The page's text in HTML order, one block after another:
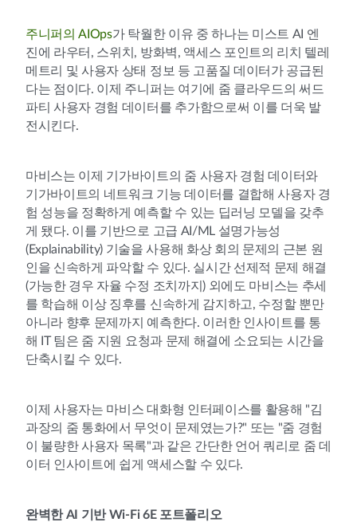
주니퍼의 AIOps가 탁월한 이유 중 하나는 미스트 AI 엔
진에 라우터, 스위치, 방화벽, 액세스 포인트의 리치 텔레
메트리 및 사용자 상태 정보 등 고품질 데이터가 공급된
다는 점이다. 이제 주니퍼는 여기에 줌 클라우드의 써드
파티 사용자 경험 데이터를 추가함으로써 이를 더욱 발
전시킨다.
마비스는 이제 기가바이트의 줌 사용자 경험 데이터와
기가바이트의 네트워크 기능 데이터를 결합해 사용자 경
험 성능을 정확하게 예측할 수 있는 딥러닝 모델을 갖추
게 됐다. 이를 기반으로 고급 AI/ML 설명가능성
(Explainability) 기술을 사용해 화상 회의 문제의 근본 원
인을 신속하게 파악할 수 있다. 실시간 선제적 문제 해결
(가능한 경우 자율 수정 조치까지) 외에도 마비스는 추세
를 학습해 이상 징후를 신속하게 감지하고, 수정할 뿐만
아니라 향후 문제까지 예측한다. 이러한 인사이트를 통
해 IT 팀은 줌 지원 요청과 문제 해결에 소요되는 시간을
단축시킬 수 있다.
이제 사용자는 마비스 대화형 인터페이스를 활용해 "김
과장의 줌 통화에서 무엇이 문제였는가?" 또는 "줌 경험
이 불량한 사용자 목록"과 같은 간단한 언어 쿼리로 줌 데
이터 인사이트에 쉽게 액세스할 수 있다.
완벽한 AI 기반 Wi-Fi 6E 포트폴리오